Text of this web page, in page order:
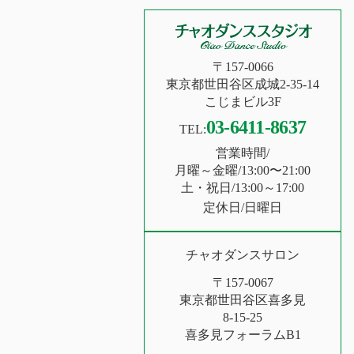
〒157-0066
東京都世田谷区成城2-35-14
こじまビル3F
TEL:03-6411-8637
営業時間/
月曜～金曜/13:00〜21:00
土・祝日/13:00～17:00
定休日/日曜日
チャオダンスサロン
〒157-0067
東京都世田谷区喜多見
8-15-25
喜多見フォーラムB1